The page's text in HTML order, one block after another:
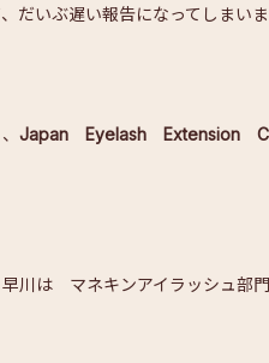
だいぶ遅い報告になってしまいま
Japan Eyelash Extension
川は マネキンアイラッシュ部門